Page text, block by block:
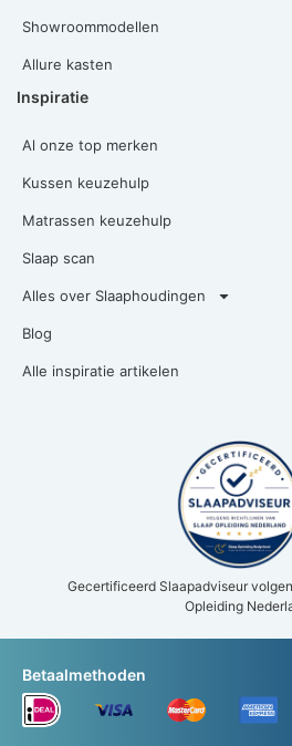
Showroommodellen
Allure kasten
Inspiratie
Al onze top merken
Kussen keuzehulp
Matrassen keuzehulp
Slaap scan
Alles over Slaaphoudingen
Blog
Alle inspiratie artikelen
Gecertificeerd Slaapadviseur
Opleiding
Betaalmethoden